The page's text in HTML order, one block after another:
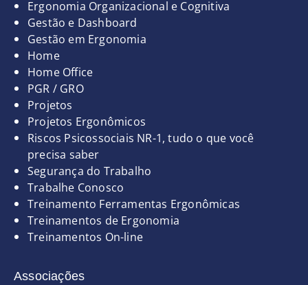
Ergonomia Organizacional e Cognitiva
Gestão e Dashboard
Gestão em Ergonomia
Home
Home Office
PGR / GRO
Projetos
Projetos Ergonômicos
Riscos Psicossociais NR-1, tudo o que você
precisa saber
Segurança do Trabalho
Trabalhe Conosco
Treinamento Ferramentas Ergonômicas
Treinamentos de Ergonomia
Treinamentos On-line
Associações